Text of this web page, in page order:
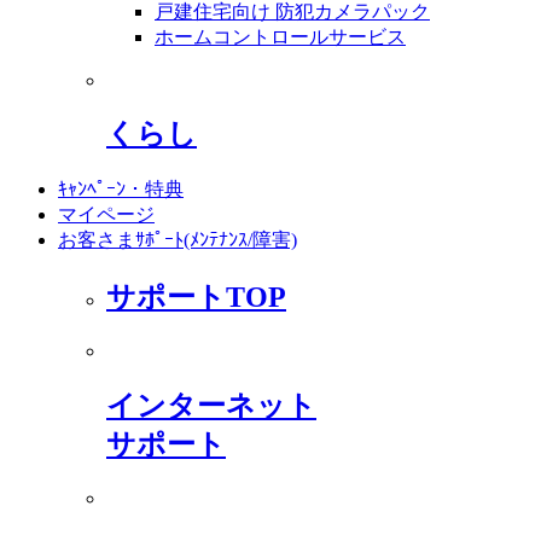
戸建住宅向け 防犯カメラパック
ホームコントロールサービス
くらし
ｷｬﾝﾍﾟｰﾝ・特典
マイページ
お客さまｻﾎﾟｰﾄ(ﾒﾝﾃﾅﾝｽ/障害)
サポートTOP
インターネット
サポート